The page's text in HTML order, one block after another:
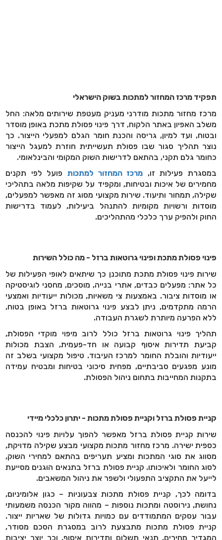
תפקיד מרכז המחזור למתכות בשוק הישראלי
מרכז מחזור מתכות מודרני מעניק מעטפת שירותים מלאה: החל
משלב האפיון באתר הלקוח, דרך פינוי פסולת מתכת באופן מוסדר
ובטוח, ועד למיון, גריסה והכנת חומר הגלם למפעלי הייצור. כך
נוצר תהליך סגור שבו פסולת תעשייתית חוזרת למעגל הייצור
כחומר גלם תקני, בהתאם לדרישות השוק המקומי והבינלאומי.
במסגרת פעילות זו, מרכז המחזור למתכותפועל לפי תקנים
מחמירים של איכות ובטיחות, ומקפיד על שקיפות מלאה בתהליכי
שקילה, תמחור ותיעוד. שירות מקצועי מסוג זה מאפשר למפעלים,
מוסדות ורשויות מקומיות להתנהל ביעילות, לעמוד בדרישות
החוק ולהפיק ערך כלכלי מהתהליכים.
פינוי פסולת מתכת ופינוי גרוטאות ברזל - מה כולל השירות
שירות פינוי פסולת מתכת מתוכנן כך שיתאים לאופי הפעילות של
כל אתר: מפעלים כבדים, אתרי בנייה, מוסכים, מחסני לוגיסטיקה
או מוסדות ציבור. באמצעות צי משאיות, מכולות ייעודיות ואמצעי
הרמה מתקדמים, ניתן לבצע פינוי גרוטאות ברזל באופן בטוח,
ללא הפרעה מיותרת לשגרת העבודה.
תהליך פינוי גרוטאות ברזל כולל לרוב מיפוי מוקדי הפסולת,
קביעת תדירות איסוף קבועה או חד-פעמית, הצבת מכולות
ייעודיות והובלת החומר למרכז העיבוד. טיפול מקצועי בשלב זה
מונע מפגעים סביבתיים, מפחית סיכוני בטיחות ומבטיח עמידה
בתקנות המחייבות בתחום ניהול הפסולת.
קניית פסולת ברזל וקניית פסולת מתכות - יתרון כלכלי מיידי
שירות קניית פסולת ברזל מאפשר להפוך עלויות פינוי להכנסה
כספית ישירה. מרכז מחזור מתכות מקצועי מבצע שקילה מדויקת,
מסווג את סוגי המתכות ומציע תעריפים בהתאם למחירי השוק,
לסוג החומר ולאיכותו. קניית פסולת ברזל בתנאים הוגנים מסייעת
לייעל את התקציב התפעולי ולשפר את ניהול המשאבים.
בדומה לכך, קניית פסולת מתכות צבעוניות – כגון אלומיניום,
נחושת, נירוסטה ומתכות נוספות – מהווה מקור הכנסה משמעותי
עבור עסקים המתמודדים עם כמויות גדולות של שאריות ייצור.
קניית פסולת מתכות מתבצעת לרוב במסגרת הסכם מסודר,
המגדיר מחירים, תנאי תשלום ותדירות איסוף, וכך יוצר יציבות